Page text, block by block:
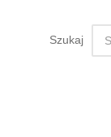
Szukaj